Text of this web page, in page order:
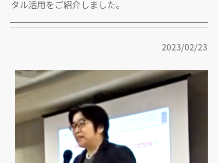
タル活用をご紹介しました。
2023/02/23